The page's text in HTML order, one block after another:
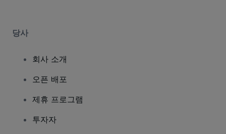
당사
회사 소개
오픈 배포
제휴 프로그램
투자자